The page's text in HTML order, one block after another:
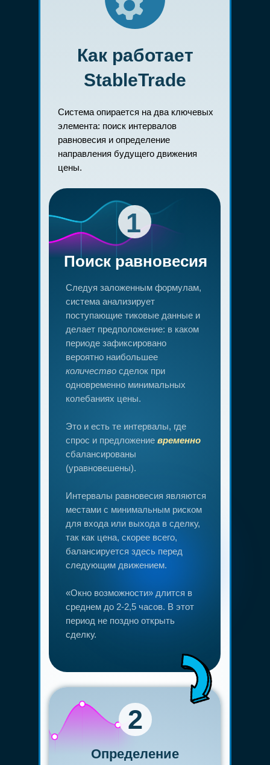
Система опирается на два ключевых
элемента: поиск интервалов
равновесия и определение
направления будущего движения
цены.
Как работает
StableTrade
Поиск равновесия
1
2
Следуя заложенным формулам,
система анализирует
поступающие тиковые данные и
делает предположение: в каком
периоде зафиксировано
вероятно наибольшее
количество сделок при
одновременно минимальных
колебаниях цены.
Это и есть те интервалы, где
спрос и предложение временно
сбалансированы
(уравновешены).
Интервалы равновесия являются
местами с минимальным риском
для входа или выхода в сделку,
так как цена, скорее всего,
балансируется здесь перед
следующим движением.
«Окно возможности» длится в
среднем до 2-2,5 часов. В этот
период не поздно открыть
сделку.
Определение